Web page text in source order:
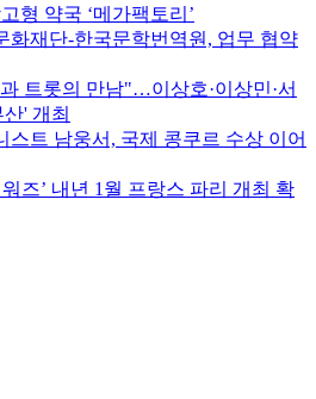
형 약국 ‘메가팩토리’
화재단-한국문학번역원, 업무 협약
트롯의 만남"…이상호·이상민·서
' 개최
스트 남웅서, 국제 콩쿠르 수상 이어
워즈’ 내년 1월 프랑스 파리 개최 확